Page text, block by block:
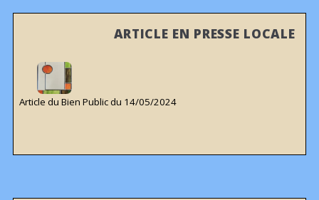
ARTICLE EN PRESSE LOCALE
Article du Bien Public du 14/05/2024